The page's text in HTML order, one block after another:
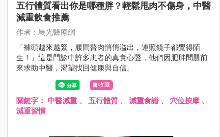
五行體質看出你是哪種胖？輕鬆甩肉不傷身，中醫
減重飲食推薦
作者：馬光醫療網
「褲頭越來越緊，腰間贅肉悄悄溢出，連照鏡子都覺得陌
生！」這是門診中許多患者的真實心聲，他們因肥胖問題前
來求助中醫，渴望找回健康與自信。
收藏
關鍵字： 中醫減重 、 五行體質 、 減重食譜 、 穴位按摩 、
減重習慣